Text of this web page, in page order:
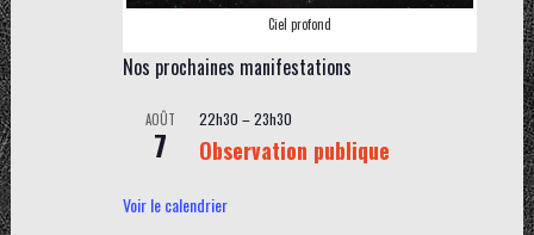
Ciel profond
Nos prochaines manifestations
AOÛT
7
22h30 –23h30
Observation publique
Voir le calendrier